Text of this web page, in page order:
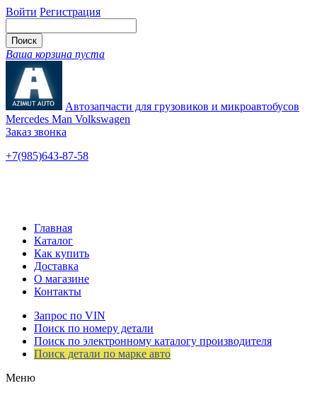
Войти Регистрация
Ваша корзина пуста
Автозапчасти для грузовиков и микроавтобусов
Mercedes Man Volkswagen
Заказ звонка
+7(985)643-87-58
Главная
Каталог
Как купить
Доставка
О магазине
Контакты
Запрос по VIN
Поиск по номеру детали
Поиск по электронному каталогу производителя
Поиск детали по марке авто
Меню